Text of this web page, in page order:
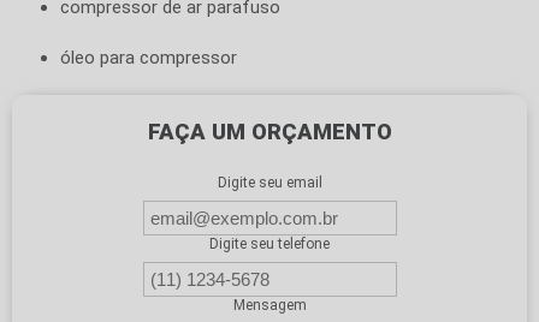
compressor de ar parafuso
óleo para compressor
FAÇA UM ORÇAMENTO
Digite seu email
Digite seu telefone
Mensagem